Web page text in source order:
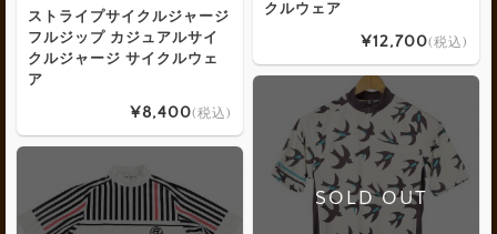
クルウェア
¥12,700(税込)
ストライプサイクルジャージ
フルジップ カジュアルサイ
クルジャージ サイクルウェ
ア
¥8,400(税込)
SOLD OUT